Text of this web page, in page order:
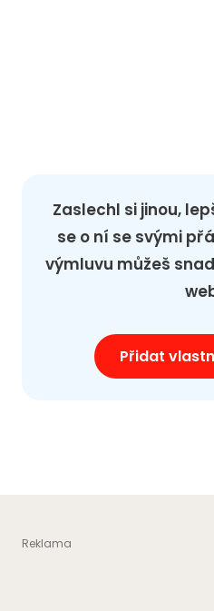
Zaslechl si jinou,
se o ní se svými
výmluvu můžeš
Přidat